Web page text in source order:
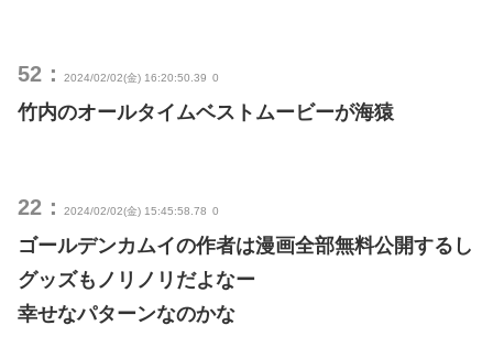
52： 2024/02/02(金) 16:20:50.39 0
竹内のオールタイムベストムービーが海猿
22： 2024/02/02(金) 15:45:58.78 0
ゴールデンカムイの作者は漫画全部無料公開するし
グッズもノリノリだよなー
幸せなパターンなのかな